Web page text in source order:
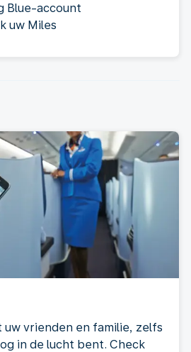
Blue-account
uw Miles
vrienden en familie, zelfs
in de lucht bent. Check